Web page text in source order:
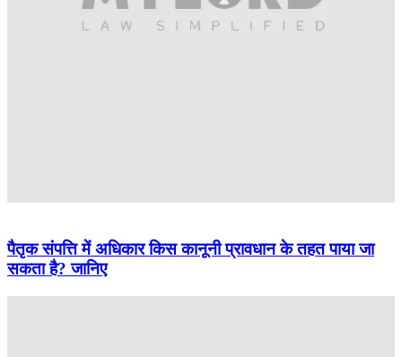
पैतृक संपत्ति में अधिकार किस कानूनी प्रावधान के तहत पाया जा
सकता है? जानिए